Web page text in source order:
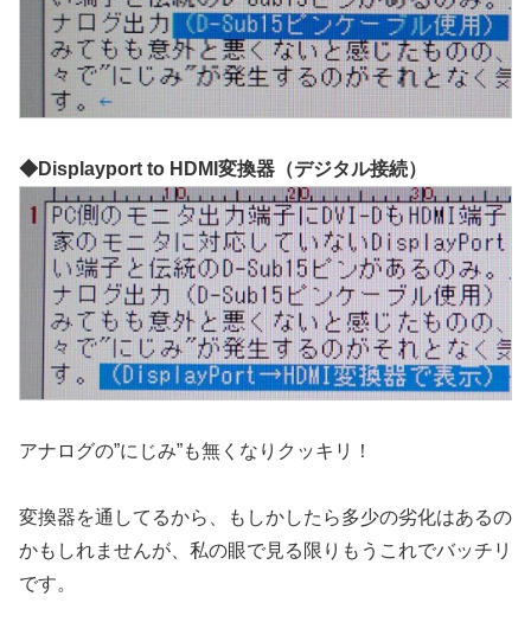
◆Displayport to HDMI変換器（デジタル接続）
アナログの”にじみ”も無くなりクッキリ！
変換器を通してるから、もしかしたら多少の劣化はあるの
かもしれませんが、私の眼で見る限りもうこれでバッチリ
です。